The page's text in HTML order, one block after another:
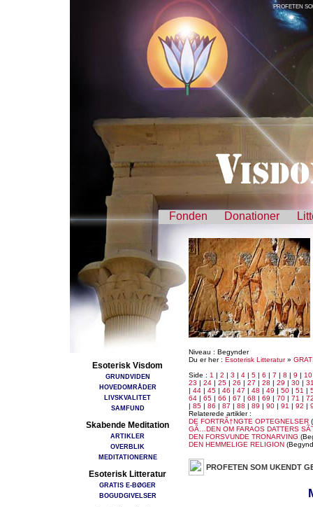
PROFETEN
Fonden Donationer
Esoterisk Visdom
GRUNDVIDEN
HOVEDOMRÅDER
LIVSKVALITET
SAMFUND
Skabende Meditation
ARTIKLER
OVERBLIK
MEDITATIONERNE
Esoterisk Litteratur
GRATIS E-BØGER
BOGUDGIVELSER
Niveau : Begynder
Du er her : Esoterisk Litteratur»
Side : 1 | 2 | 3 | 4 | 5 | 6 | 7 | 8 | 9 | 10
23 | 24 | 25 | 26 | 27 | 28 | 29 | 30 |
| 44 | 45 | 46 | 47 | 48 | 49 | 50 | 51 |
64 | 65 | 66 | 67 | 68 | 69 | 70 | 71 |
| 85 | 86 | 87 | 88 | 89 | 90 | 91 | 92 |
Relaterede artikler :
DE FORTRÃ†NGTE OPTEGNELSER
GÃ…DEN OM FARAOS DATTERS
DEN FORSVUNDE TRONARVING
DEN HEMMELIGE RELIGION
PROFETEN SOM UKENDT